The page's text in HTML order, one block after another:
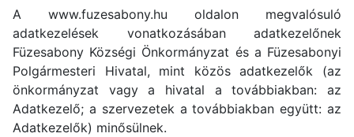
A www.fuzesabony.hu oldalon megvalósuló
adatkezelések vonatkozásában adatkezelőnek
Füzesabony Községi Önkormányzat és a Füzesabonyi
Polgármesteri Hivatal, mint közös adatkezelők (az
önkormányzat vagy a hivatal a továbbiakban: az
Adatkezelő; a szervezetek a továbbiakban együtt: az
Adatkezelők) minősülnek.